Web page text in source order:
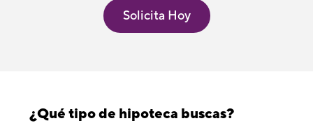
Solicita Hoy
¿Qué tipo de hipoteca buscas?